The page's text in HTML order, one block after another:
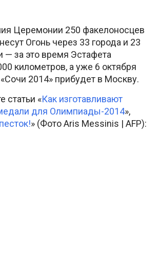
Церемонии 250 факелоносцев
Огонь через 33 города и 23
— за это время Эстафета
километров, а уже 6 октября
2014» прибудет в Москву.
статьи «Как изготавливают
для Олимпиады-2014»,
» (Фото Aris Messinis | AFP):